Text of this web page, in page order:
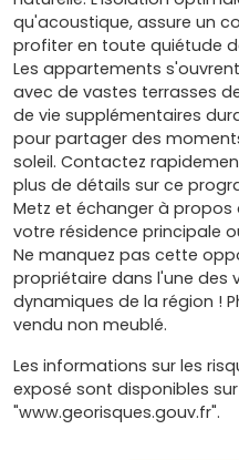
qu'acoustique, assure un
profiter en toute quiétude
Les appartements
avec de vastes terrasses
de vie supplémentaires
pour partager des
soleil. Contactez
plus de détails sur ce
Metz et échanger à
votre résidence principale
Ne manquez pas cette
propriétaire dans l'une des
dynamiques de la région !
vendu non meublé.
Les informations sur les
exposé sont disponibles
"www.georisques.gouv.fr".